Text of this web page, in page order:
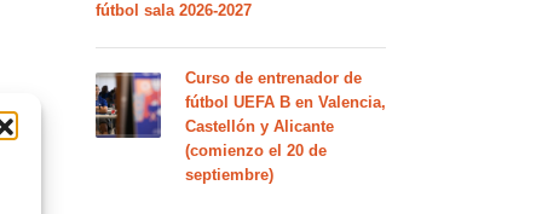
fútbol sala 2026-2027
Curso de entrenador de
fútbol UEFA B en Valencia,
Castellón y Alicante
(comienzo el 20 de
septiembre)